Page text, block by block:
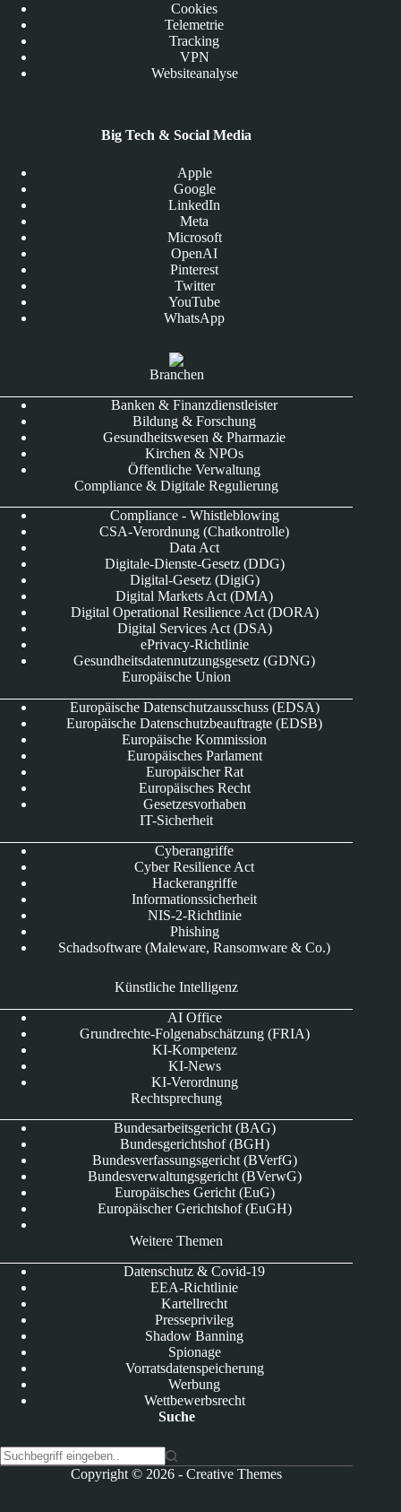
Cookies
Telemetrie
Tracking
VPN
Websiteanalyse
Big Tech & Social Media
Apple
Google
LinkedIn
Meta
Microsoft
OpenAI
Pinterest
Twitter
YouTube
WhatsApp
Branchen
Banken & Finanzdienstleister
Bildung & Forschung
Gesundheitswesen & Pharmazie
Kirchen & NPOs
Öffentliche Verwaltung
Compliance & Digitale Regulierung
Compliance - Whistleblowing
CSA-Verordnung (Chatkontrolle)
Data Act
Digitale-Dienste-Gesetz (DDG)
Digital-Gesetz (DigiG)
Digital Markets Act (DMA)
Digital Operational Resilience Act (DORA)
Digital Services Act (DSA)
ePrivacy-Richtlinie
Gesundheitsdatennutzungsgesetz (GDNG)
Europäische Union
Europäische Datenschutzausschuss (EDSA)
Europäische Datenschutzbeauftragte (EDSB)
Europäische Kommission
Europäisches Parlament
Europäischer Rat
Europäisches Recht
Gesetzesvorhaben
IT-Sicherheit
Cyberangriffe
Cyber Resilience Act
Hackerangriffe
Informationssicherheit
NIS-2-Richtlinie
Phishing
Schadsoftware (Maleware, Ransomware & Co.)
Künstliche Intelligenz
AI Office
Grundrechte-Folgenabschätzung (FRIA)
KI-Kompetenz
KI-News
KI-Verordnung
Rechtsprechung
Bundesarbeitsgericht (BAG)
Bundesgerichtshof (BGH)
Bundesverfassungsgericht (BVerfG)
Bundesverwaltungsgericht (BVerwG)
Europäisches Gericht (EuG)
Europäischer Gerichtshof (EuGH)
Weitere Themen
Datenschutz & Covid-19
EEA-Richtlinie
Kartellrecht
Presseprivileg
Shadow Banning
Spionage
Vorratsdatenspeicherung
Werbung
Wettbewerbsrecht
Suche
Copyright © 2026 -Creative Themes